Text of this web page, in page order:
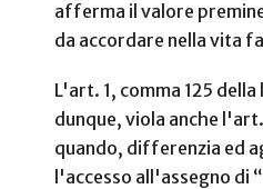
afferma il valore
da accordare nella vita
L'art. 1, comma 125 della
dunque, viola anche
quando, differenzia ed
l'accesso all'assegno di